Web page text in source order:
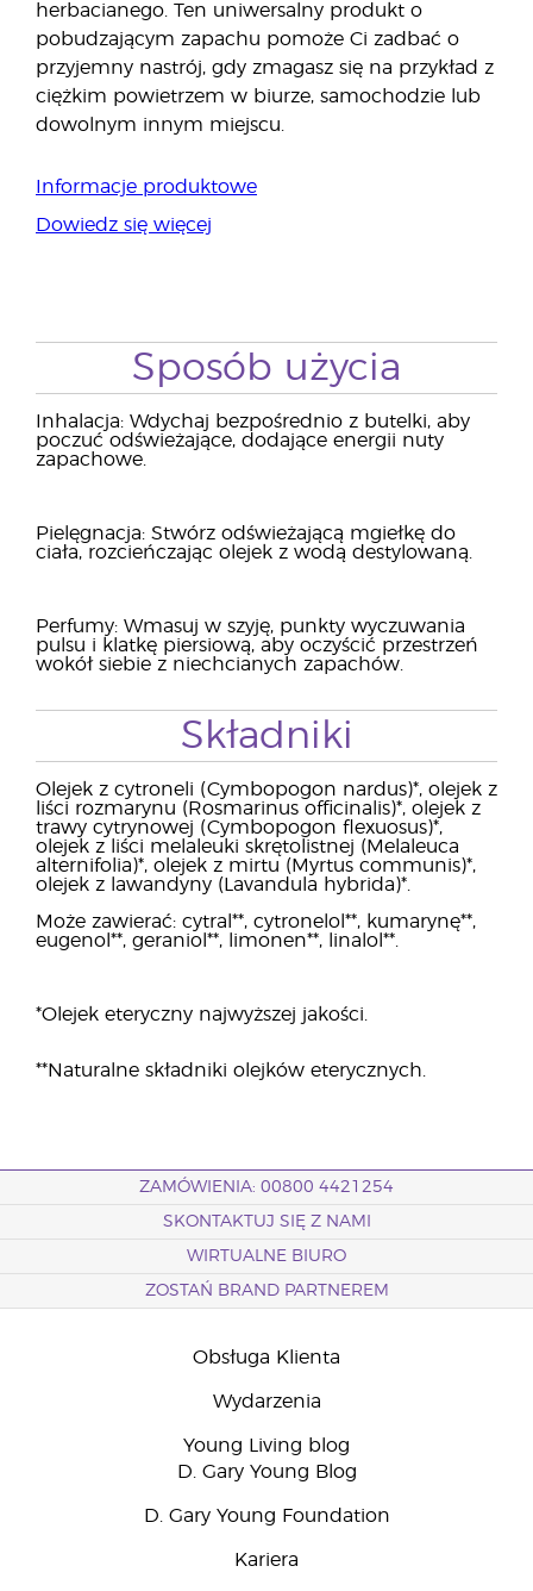
herbacianego. Ten uniwersalny produkt o
pobudzającym zapachu pomoże Ci zadbać o
przyjemny nastrój, gdy zmagasz się na przykład z
ciężkim powietrzem w biurze, samochodzie lub
dowolnym innym miejscu.
Informacje produktowe
Dowiedz się więcej
Sposób użycia
Inhalacja: Wdychaj bezpośrednio z butelki, aby
poczuć odświeżające, dodające energii nuty
zapachowe.
Pielęgnacja: Stwórz odświeżającą mgiełkę do
ciała, rozcieńczając olejek z wodą destylowaną.
Perfumy: Wmasuj w szyję, punkty wyczuwania
pulsu i klatkę piersiową, aby oczyścić przestrzeń
wokół siebie z niechcianych zapachów.
Składniki
Olejek z cytroneli (Cymbopogon nardus)*, olejek z
liści rozmarynu (Rosmarinus officinalis)*, olejek z
trawy cytrynowej (Cymbopogon flexuosus)*,
olejek z liści melaleuki skrętolistnej (Melaleuca
alternifolia)*, olejek z mirtu (Myrtus communis)*,
olejek z lawandyny (Lavandula hybrida)*.
Może zawierać: cytral**, cytronelol**, kumarynę**,
eugenol**, geraniol**, limonen**, linalol**.
*Olejek eteryczny najwyższej jakości.
**Naturalne składniki olejków eterycznych.
ZAMÓWIENIA: 00800 4421254
SKONTAKTUJ SIĘ Z NAMI
WIRTUALNE BIURO
ZOSTAŃ BRAND PARTNEREM
Obsługa Klienta
Wydarzenia
Young Living blog
D. Gary Young Blog
D. Gary Young Foundation
Kariera